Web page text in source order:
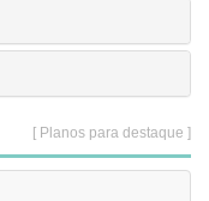
[ Planos para destaque ]